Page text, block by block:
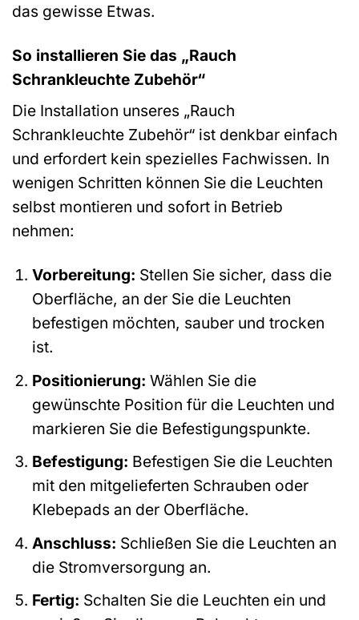
das gewisse Etwas.
So installieren Sie das „Rauch
Schrankleuchte Zubehör“
Die Installation unseres „Rauch
Schrankleuchte Zubehör“ ist denkbar einfach
und erfordert kein spezielles Fachwissen. In
wenigen Schritten können Sie die Leuchten
selbst montieren und sofort in Betrieb
nehmen:
Vorbereitung: Stellen Sie sicher, dass die
Oberfläche, an der Sie die Leuchten
befestigen möchten, sauber und trocken
ist.
Positionierung: Wählen Sie die
gewünschte Position für die Leuchten und
markieren Sie die Befestigungspunkte.
Befestigung: Befestigen Sie die Leuchten
mit den mitgelieferten Schrauben oder
Klebepads an der Oberfläche.
Anschluss: Schließen Sie die Leuchten an
die Stromversorgung an.
Fertig: Schalten Sie die Leuchten ein und